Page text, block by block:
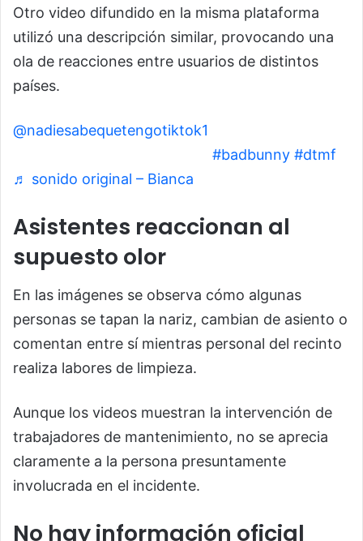
Otro video difundido en la misma plataforma
utilizó una descripción similar, provocando una
ola de reacciones entre usuarios de distintos
países.
@nadiesabequetengotiktok1
#badbunny #dtmf
♬ sonido original – Bianca
Asistentes reaccionan al
supuesto olor
En las imágenes se observa cómo algunas
personas se tapan la nariz, cambian de asiento o
comentan entre sí mientras personal del recinto
realiza labores de limpieza.
Aunque los videos muestran la intervención de
trabajadores de mantenimiento, no se aprecia
claramente a la persona presuntamente
involucrada en el incidente.
No hay información oficial